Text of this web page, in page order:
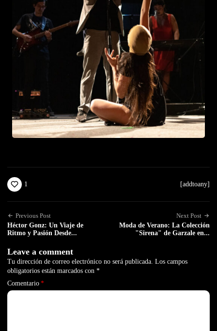
1 [addtoany]
Previous Post
Héctor Gonz: Un Viaje de
Ritmo y Pasión Desde...
Next Post
Moda de Verano: La Colección
"Sirena" de Garzale en...
Leave a comment
Tu dirección de correo electrónico no será publicada. Los campos
obligatorios están marcados con *
Comentario *